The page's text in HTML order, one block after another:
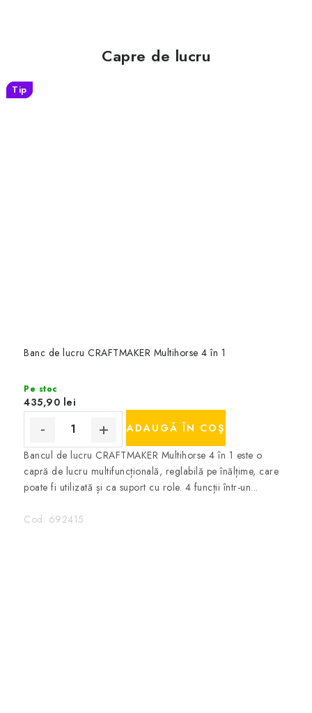
Capre de lucru
Tip
Banc de lucru CRAFTMAKER Multihorse 4 în 1
Pe stoc
435,90 lei
ADAUGĂ ÎN COŞ
Bancul de lucru CRAFTMAKER Multihorse 4 în 1 este o
capră de lucru multifuncțională, reglabilă pe înălțime, care
poate fi utilizată și ca suport cu role. 4 funcții într-un...
Cod: 692415
Tip
Tip